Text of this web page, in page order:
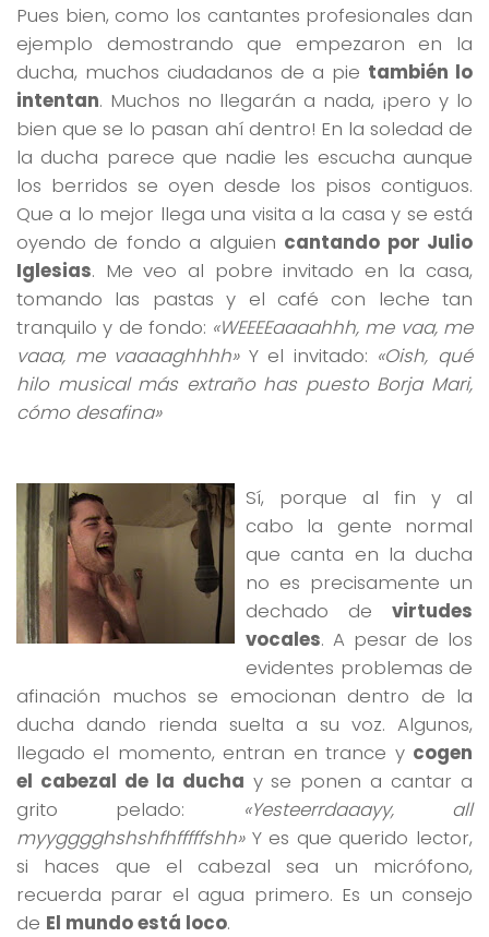
Pues bien, como los cantantes profesionales dan
ejemplo demostrando que empezaron en la
ducha, muchos ciudadanos de a pie también lo
intentan. Muchos no llegarán a nada, ¡pero y lo
bien que se lo pasan ahí dentro! En la soledad de
la ducha parece que nadie les escucha aunque
los berridos se oyen desde los pisos contiguos.
Que a lo mejor llega una visita a la casa y se está
oyendo de fondo a alguien cantando por Julio
Iglesias. Me veo al pobre invitado en la casa,
tomando las pastas y el café con leche tan
tranquilo y de fondo: «WEEEEaaaahhh, me vaa, me
vaaa, me vaaaaghhhh»Y el invitado: «Oish, qué
hilo musical más extraño has puesto Borja Mari,
cómo desafina»
Sí, porque al fin y al
cabo la gente normal
que canta en la ducha
no es precisamente un
dechado de virtudes
vocales. A pesar de los
evidentes problemas de
afinación muchos se emocionan dentro de la
ducha dando rienda suelta a su voz. Algunos,
llegado el momento, entran en trance y cogen
el cabezal de la ducha y se ponen a cantar a
grito pelado: «Yesteerrdaaayy, all
myygggghshshfhfffffshh»Y es que querido lector,
si haces que el cabezal sea un micrófono,
recuerda parar el agua primero. Es un consejo
de El mundo está loco.